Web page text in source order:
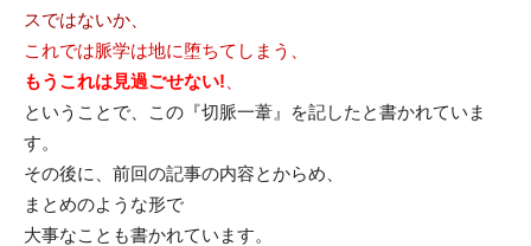
スではないか、
これでは脈学は地に堕ちてしまう、
もうこれは見過ごせない!
ということで、この『切脈一葦』を記したと書かれていま
す。
その後に、前回の記事の内容とからめ、
まとめのような形で
大事なことも書かれています。